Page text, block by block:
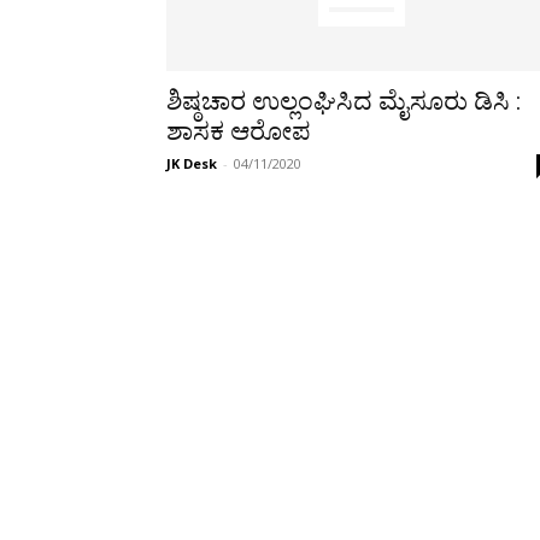
ಶಿಷ್ಠಚಾರ ಉಲ್ಲಂಘಿಸಿದ ಮೈಸೂರು ಡಿಸಿ :
ಶಾಸಕ ಆರೋಪ
JK Desk - 04/11/2020